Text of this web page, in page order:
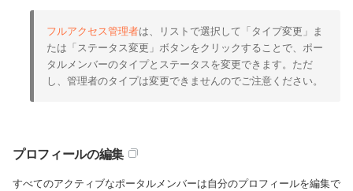
フルアクセス管理者は、リストで選択して「タイプ変更」ま
たは「ステータス変更」ボタンをクリックすることで、ポー
タルメンバーのタイプとステータスを変更できます。ただ
し、管理者のタイプは変更できませんのでご注意ください。
プロフィールの編集
すべてのアクティブなポータルメンバーは自分のプロフィールを編集で